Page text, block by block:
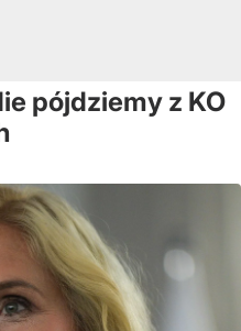
pójdziemy z KO